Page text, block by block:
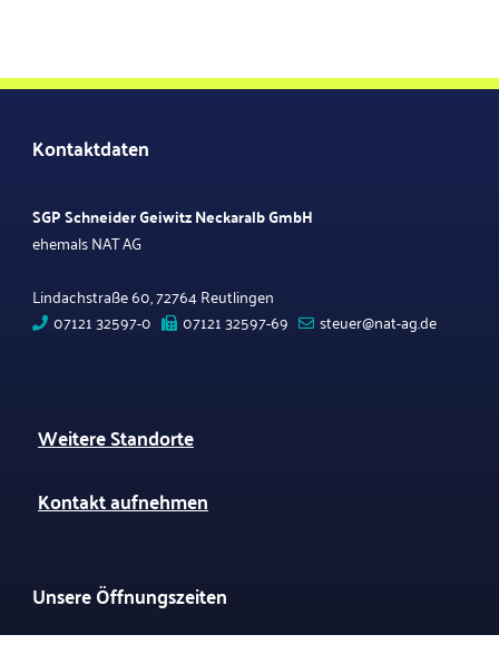
Kontaktdaten
SGP Schneider Geiwitz Neckaralb GmbH
ehemals NAT AG
Lindachstraße 60, 72764 Reutlingen
07121 32597-0
07121 32597-69 steuer@nat-ag.de
Weitere Standorte
Kontakt aufnehmen
Unsere Öffnungszeiten